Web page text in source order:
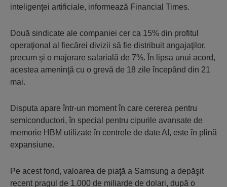
inteligenţei artificiale, informează Financial Times.
Două sindicate ale companiei cer ca 15% din profitul
operaţional al fiecărei divizii să fie distribuit angajaţilor,
precum şi o majorare salarială de 7%. În lipsa unui acord,
acestea ameninţă cu o grevă de 18 zile începând din 21
mai.
Disputa apare într-un moment în care cererea pentru
semiconductori, în special pentru cipurile avansate de
memorie HBM utilizate în centrele de date AI, este în plină
expansiune.
Pe acest fond, valoarea de piaţă a Samsung a depăşit
recent pragul de 1.000 de miliarde de dolari, după o